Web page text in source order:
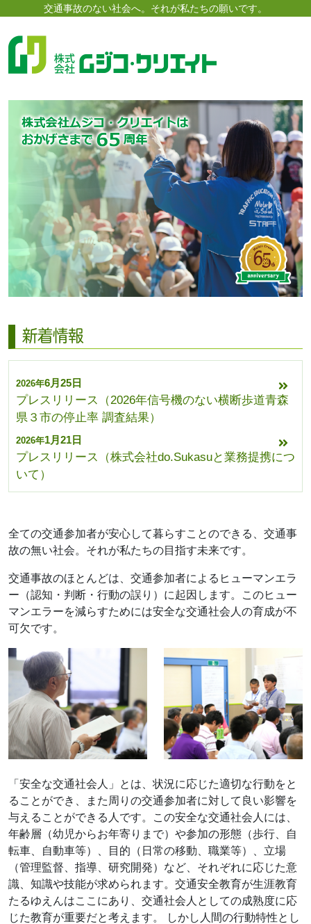
交通事故のない社会へ。それが私たちの願いです。
新着情報
2026年6月25日
プレスリリース（2026年信号機のない横断歩道青森
県３市の停止率 調査結果）
2026年1月21日
プレスリリース（株式会社do.Sukasuと業務提携につ
いて）
呈式）
2025年6月25日
プレスリリース（2025年信号機のない横断歩道青森
県３市の停止率 調査結果）
2025年3月13日
プレスリリース（視野診断機体験会の開催につい
て）
2024年11月12日
プレスリリース（交通安全教室の開催について 及
び 寄附贈呈及び感謝状贈呈式について）
2024年10月31日
プレスリリース（地方版図柄入りナンバープレート
寄付金活用事業の交付決定及び贈呈式の開催につい
て）
2024年7月12日
令和6年能登半島地震 義援金贈呈式について
2024年 7月4日
青森県SDGs取組宣言事業者登録のお知らせ
2024年6月25日
プレスリリース（2024年信号機のない横断歩道青森
県３市の停止率 調査結果）
全ての交通参加者が安心して暮らすことのできる、交通事
故の無い社会。それが私たちの目指す未来です。
交通事故のほとんどは、交通参加者によるヒューマンエラ
ー（認知・判断・行動の誤り）に起因します。このヒュー
マンエラーを減らすためには安全な交通社会人の育成が不
可欠です。
「安全な交通社会人」とは、状況に応じた適切な行動をと
ることができ、また周りの交通参加者に対して良い影響を
与えることができる人です。この安全な交通社会人には、
年齢層（幼児からお年寄りまで）や参加の形態（歩行、自
転車、自動車等）、目的（日常の移動、職業等）、立場
（管理監督、指導、研究開発）など、それぞれに応じた意
識、知識や技能が求められます。交通安全教育が生涯教育
たるゆえんはここにあり、交通社会人としての成熟度に応
じた教育が重要だと考えます。 しかし人間の行動特性とし